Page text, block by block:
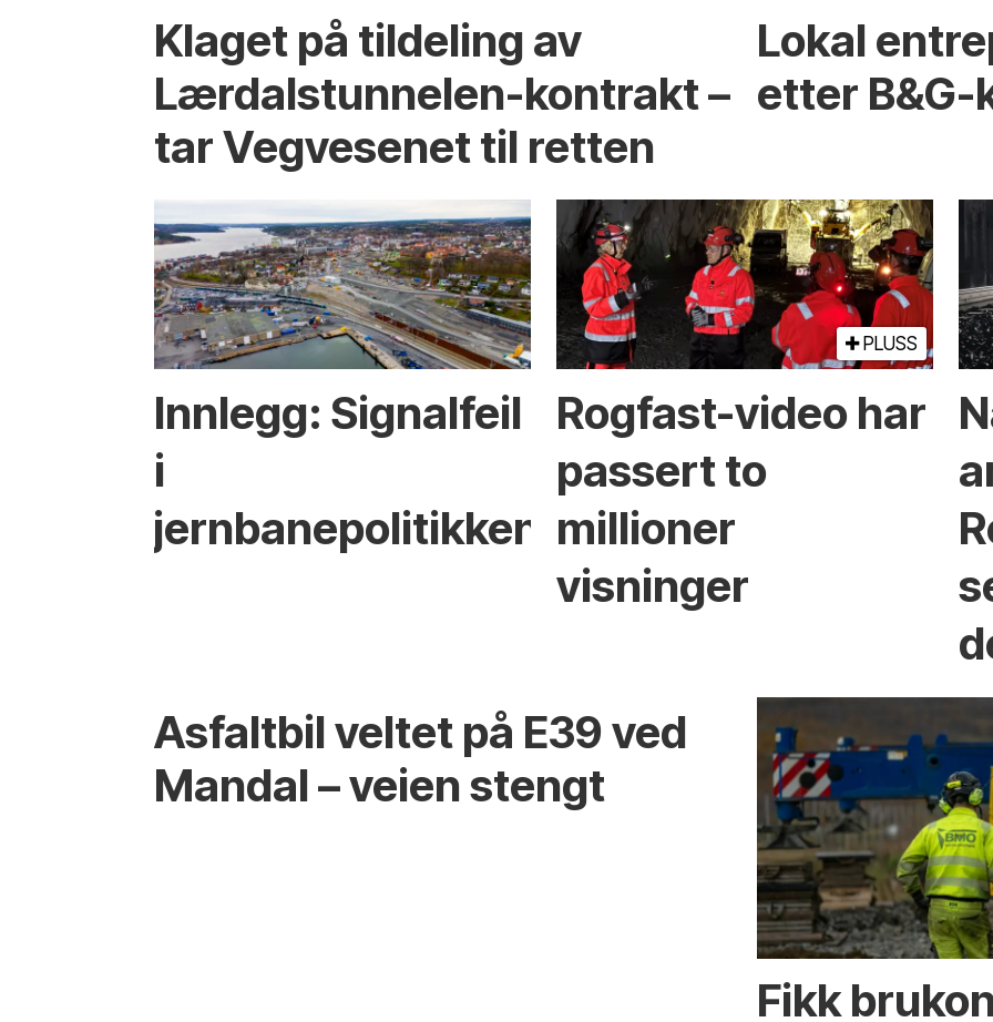
Klaget på tildeling av
Lærdalstunnelen-kontrakt –
tar Vegvesenet til retten
Lokal
etter B&G-
Innlegg: Signalfeil
i
jernbanepolitikken?
PLUSS
Rogfast-video har
passert to
millioner
visninger
Asfaltbil veltet på E39 ved
Mandal – veien stengt
Fikk